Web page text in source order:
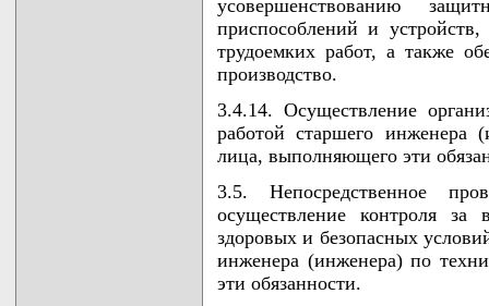
усовершенствованию
приспособлений и
трудоемких работ, а также
производство.
3.4.14. Осуществление
работой старшего инженера
лица, выполняющего эти
3.5. Непосредственное
осуществление контроля
здоровых и безопасных
инженера (инженера) по
эти обязанности.